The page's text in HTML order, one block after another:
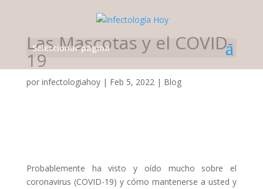
Seleccionar página
Las Mascotas y el COVID-
19
por infectologiahoy| Feb 5, 2022| Blog
Probablemente ha visto y oído mucho sobre el
coronavirus (COVID-19) y cómo mantenerse a usted y